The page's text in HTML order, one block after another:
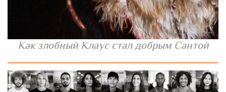
Как злобный Клаус стал добрым Сантой